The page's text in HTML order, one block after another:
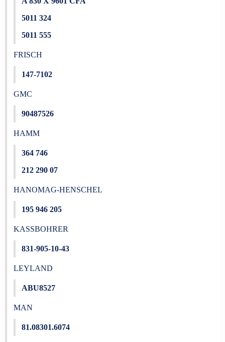
5011 324
5011 555
FRISCH
147-7102
GMC
90487526
HAMM
364 746
212 290 07
HANOMAG-HENSCHEL
195 946 205
KASSBOHRER
831-905-10-43
LEYLAND
ABU8527
MAN
81.08301.6074